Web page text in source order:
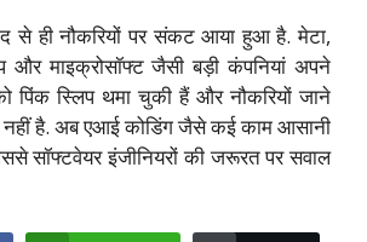
ही नौकरियों पर संकट आया हुआ है. मेटा,
माइक्रोसॉफ्ट जैसी बड़ी कंपनियां अपने
को पिंक स्लिप थमा चुकी हैं और नौकरियों जाने
है. अब एआई कोडिंग जैसे कई काम आसानी
सॉफ्टवेयर इंजीनियरों की जरूरत पर सवाल